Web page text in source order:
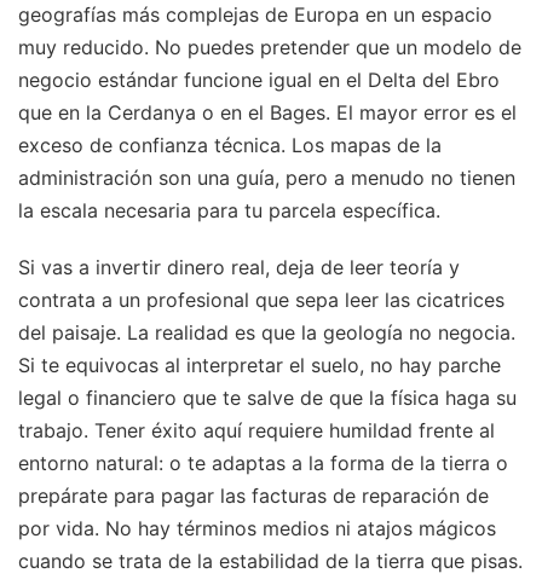
geografías más complejas de Europa en un espacio
muy reducido. No puedes pretender que un modelo de
negocio estándar funcione igual en el Delta del Ebro
que en la Cerdanya o en el Bages. El mayor error es el
exceso de confianza técnica. Los mapas de la
administración son una guía, pero a menudo no tienen
la escala necesaria para tu parcela específica.
Si vas a invertir dinero real, deja de leer teoría y
contrata a un profesional que sepa leer las cicatrices
del paisaje. La realidad es que la geología no negocia.
Si te equivocas al interpretar el suelo, no hay parche
legal o financiero que te salve de que la física haga su
trabajo. Tener éxito aquí requiere humildad frente al
entorno natural: o te adaptas a la forma de la tierra o
prepárate para pagar las facturas de reparación de
por vida. No hay términos medios ni atajos mágicos
cuando se trata de la estabilidad de la tierra que pisas.